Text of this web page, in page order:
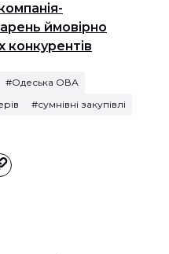
ймовірно
конкурентів
#Одеська ОВА
#сумнівні закупівлі